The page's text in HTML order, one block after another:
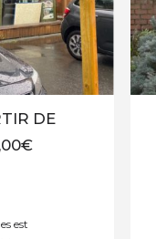
DE
€
est